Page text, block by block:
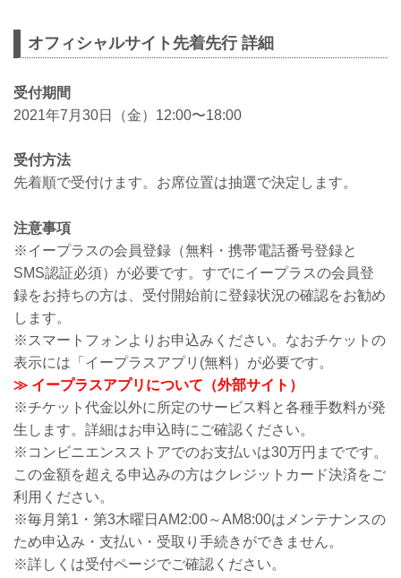
オフィシャルサイト先着先行 詳細
受付期間
2021年7月30日（金）12:00〜18:00
受付方法
先着順で受付けます。お席位置は抽選で決定します。
注意事項
※イープラスの会員登録（無料・携帯電話番号登録と
SMS認証必須）が必要です。すでにイープラスの会員登
録をお持ちの方は、受付開始前に登録状況の確認をお勧め
します。
※スマートフォンよりお申込みください。なおチケットの
表示には「イープラスアプリ(無料）が必要です。
≫ イープラスアプリについて（外部サイト）
※チケット代金以外に所定のサービス料と各種手数料が発
生します。詳細はお申込時にご確認ください。
※コンビニエンスストアでのお支払いは30万円までです。
この金額を超える申込みの方はクレジットカード決済をご
利用ください。
※毎月第1・第3木曜日AM2:00～AM8:00はメンテナンスの
ため申込み・支払い・受取り手続きができません。
※詳しくは受付ページでご確認ください。